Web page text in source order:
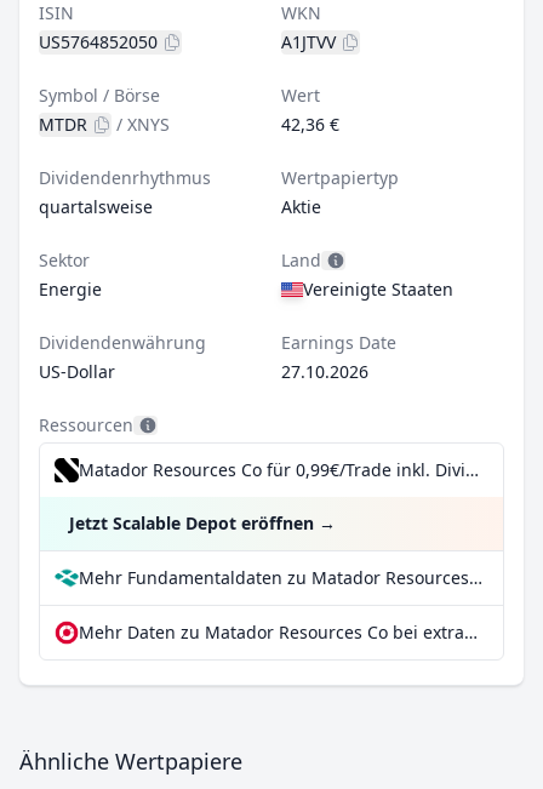
ISIN
US5764852050
WKN
A1JTVV
Symbol / Börse
MTDR
/ XNYS
Wert
42,36 €
Dividendenrhythmus
quartalsweise
Wertpapiertyp
Aktie
Sektor
Energie
Land
Vereinigte Staaten
Dividendenwährung
US-Dollar
Earnings Date
27.10.2026
Ressourcen
Matador Resources Co für 0,99€/Trade inkl. Dividend Reinvestment Plan
Jetzt Scalable Depot eröffnen →
Mehr Fundamentaldaten zu Matador Resources Co bei Parqet
Mehr Daten zu Matador Resources Co bei extraETF
Ähnliche Wertpapiere